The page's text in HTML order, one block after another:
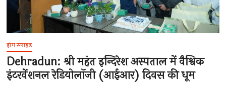
होम स्लाइड
Dehradun: श्री महंत इन्दिरेश अस्पताल में वैश्विक
इंटरवेंशनल रेडियोलॉजी (आईआर) दिवस की धूम